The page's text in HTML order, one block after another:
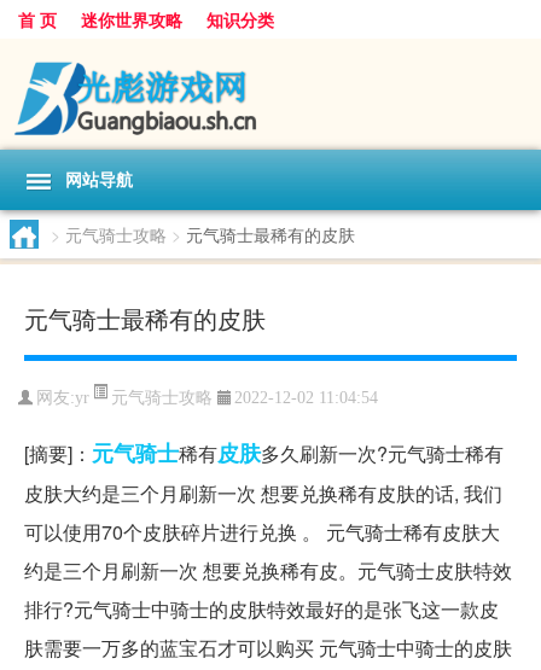
首 页 迷你世界攻略 知识分类
网站导航
> 元气骑士攻略 > 元气骑士最稀有的皮肤
元气骑士最稀有的皮肤
网友:yr 元气骑士攻略 2022-12-02 11:04:54
[摘要]： 元气骑士稀有皮肤多久刷新一次?元气骑士稀有
皮肤大约是三个月刷新一次 想要兑换稀有皮肤的话, 我们
可以使用70个皮肤碎片进行兑换 。 元气骑士稀有皮肤大
约是三个月刷新一次 想要兑换稀有皮。元气骑士皮肤特效
排行?元气骑士中骑士的皮肤特效最好的是张飞这一款皮
肤需要一万多的蓝宝石才可以购买 元气骑士中骑士的皮肤